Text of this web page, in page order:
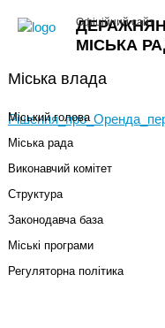
МІСЬКА
Офіційний сайт
+
Міська влада
Міський голова
Міська рада
Виконавчий комітет
Структура
Законодавча база
Міські програми
Регуляторна політика